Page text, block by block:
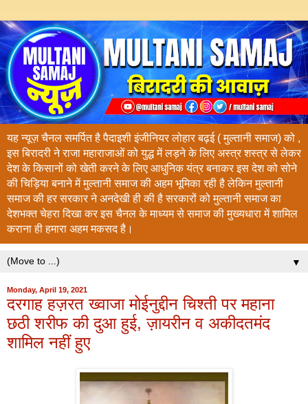
यह न्यूज़ चैनल समर्पित है पैदाइशी इंजीनियर लोहार बढ़ई ( मुल्तानी समाज) को ,
इस बिरादरी ने राजा महाराजाओं को युद्ध में लड़ने के लिए अस्त्र शस्त्र से लेकर
देश के किसानों को खेती करने के लिए आधुनिक यंत्र बनाकर इस देश को सोने
की चिड़िया बनाने में मुल्तानी समाज की अहम भूमिका रही है लेकिन मुल्तानी
समाज की हर सरकार ने अनदेखी ही की है सरकारों को मुल्तानी समाज का
देशभक्त चेहरा दिखा कर इस चैनल के माध्यम से समाज की मुख्यधारा में शामिल
कराना ही हमारा अहम मकसद है।
▼
Monday, April 19, 2021
दरगाह हज़रत ख्वाजा मोईनुद्दीन चिश्ती पर महाना
छठी शरीफ की दुआ हुई, ज़ायरीन व अकीदतमंद
शामिल नहीं हुए